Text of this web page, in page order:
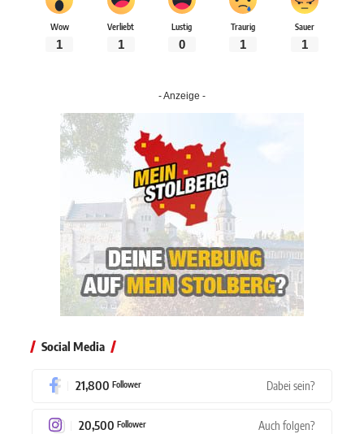
Wow
1
Verliebt
1
Lustig
0
Traurig
1
Sauer
1
- Anzeige -
Social Media
21,800 Follower Dabei sein?
20,500 Follower Auch folgen?